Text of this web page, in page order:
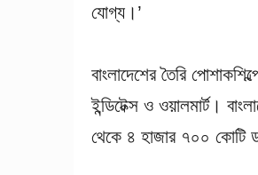
যোগ্য।’
বাংলাদেশের তৈরি
ইন্ডিটেক্স ও ওয়ালমার্ট।
থেকে ৪ হাজার ৭০০ কোটি